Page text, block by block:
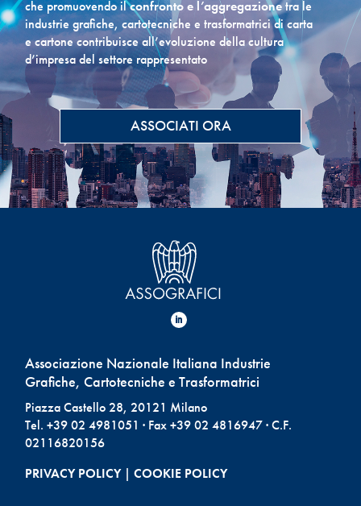
che promuovendo ilconfronto e l’aggregazionetra le
industrie grafiche, cartotecniche e trasformatrici di carta
e cartone contribuisce all’evoluzione della cultura
d’impresa del settore rappresentato
ASSOCIATI ORA
Associazione Nazionale Italiana Industrie
Grafiche, Cartotecniche e Trasformatrici
Piazza Castello 28, 20121 Milano
Tel. +39 02 4981051 · Fax +39 02 4816947 · C.F.
02116820156
PRIVACY POLICY|COOKIE POLICY